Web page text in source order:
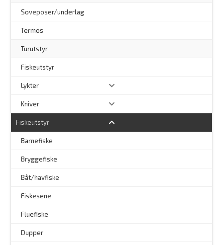
Soveposer/underlag
Termos
Turutstyr
Fiskeutstyr
Lykter
Kniver
Fiskeutstyr
Barnefiske
Bryggefiske
Båt/havfiske
Fiskesene
Fluefiske
Dupper